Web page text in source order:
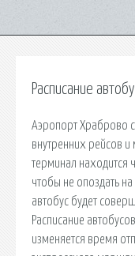
Расписание
Аэропорт Храброво
внутренних рейсов
терминал находится
чтобы не опоздать
автобус будет
Расписание
изменяется время